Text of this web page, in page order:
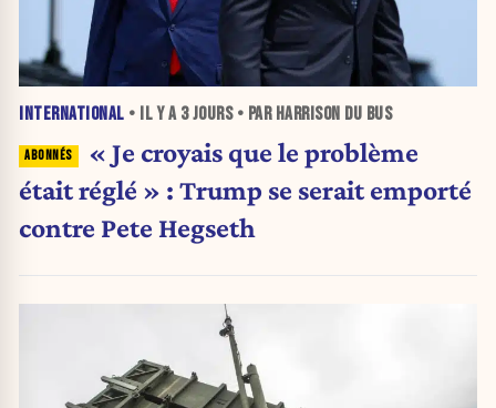
INTERNATIONAL • IL Y A 3 JOURS• PAR HARRISON DU BUS
« Je croyais que le problème
était réglé » : Trump se serait emporté
contre Pete Hegseth